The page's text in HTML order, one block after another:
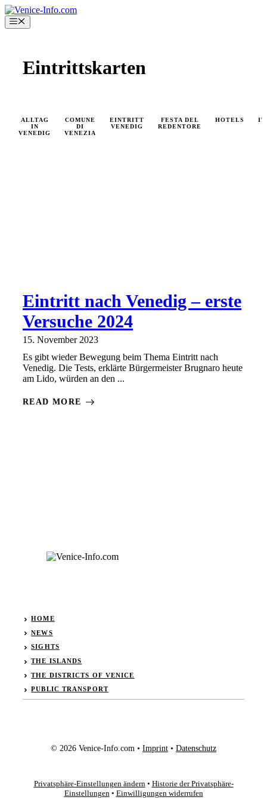
Skip
to
content
Menu
Eintrittskarten
ALLTAG
IN
VENEDIG
COMUNE
DI
VENEZIA
EINTRITT
VENEDIG
FESTA DEL
REDENTORE
HOTELS
Eintritt nach Venedig – erste
Versuche 2024
15. November 2023
Es gibt wieder Bewegung beim Thema Eintritt nach
Venedig. Die Tests, erklärte Bürgermeister Brugnaro heute
am Lido, würden an den ...
READ MORE
HOME
NEWS
SIGHTS
THE ISLANDS
THE DISTRICTS OF VENICE
PUBLIC TRANSPORT
© 2026 Venice-Info.com • Imprint • Datenschutz
Privatsphäre-Einstellungen ändern • Historie der Privatsphäre-
Einstellungen • Einwilligungen widerrufen